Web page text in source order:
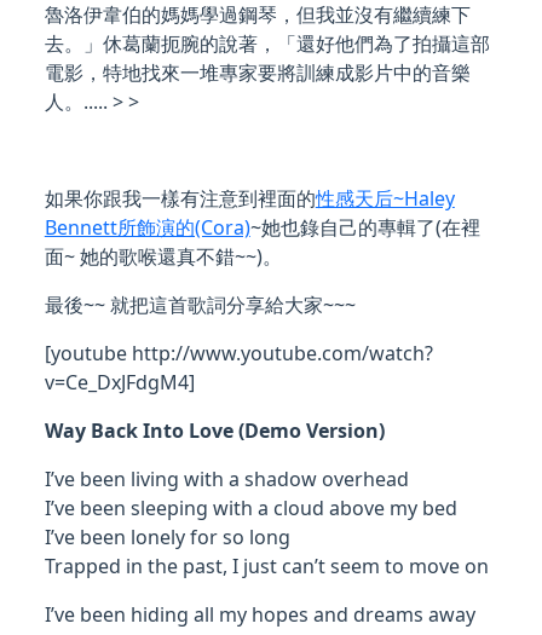
魯洛伊韋伯的媽媽學過鋼琴，但我並沒有繼續練下
去。」休葛蘭扼腕的說著，「還好他們為了拍攝這部
電影，特地找來一堆專家要將訓練成影片中的音樂
人。..... > >
如果你跟我一樣有注意到裡面的性感天后~Haley
Bennett所飾演的(Cora)~她也錄自己的專輯了(在裡
面~ 她的歌喉還真不錯~~)。
最後~~ 就把這首歌詞分享給大家~~~
[youtube http://www.youtube.com/watch?
v=Ce_DxJFdgM4]
Way Back Into Love (Demo Version)
I’ve been living with a shadow overhead
I’ve been sleeping with a cloud above my bed
I’ve been lonely for so long
Trapped in the past, I just can’t seem to move on
I’ve been hiding all my hopes and dreams away